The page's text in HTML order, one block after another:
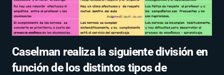
Caselman realiza la siguiente división en
función de los distintos tipos de